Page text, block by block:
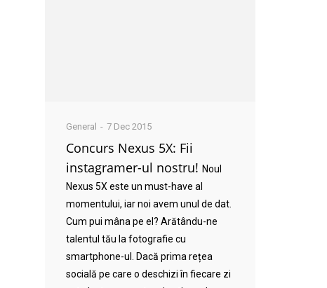
General 7 Dec 2015
Concurs Nexus 5X: Fii
instagramer-ul nostru! Noul
Nexus 5X este un must-have al
momentului, iar noi avem unul de dat.
Cum pui mâna pe el? Arătându-ne
talentul tău la fotografie cu
smartphone-ul. Dacă prima rețea
socială pe care o deschizi în fiecare zi